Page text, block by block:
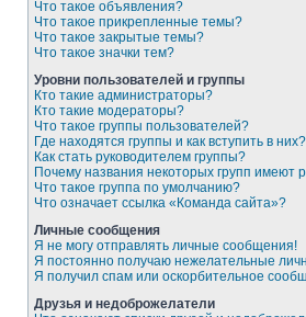
Что такое объявления?
Что такое прикрепленные темы?
Что такое закрытые темы?
Что такое значки тем?
Уровни пользователей и группы
Кто такие администраторы?
Кто такие модераторы?
Что такое группы пользователей?
Где находятся группы и как вступить в них?
Как стать руководителем группы?
Почему названия некоторых групп имеют
Что такое группа по умолчанию?
Что означает ссылка «Команда сайта»?
Личные сообщения
Я не могу отправлять личные сообщения!
Я постоянно получаю нежелательные
Я получил спам или оскорбительное
Друзья и недоброжелатели